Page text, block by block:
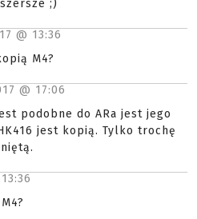
;)
@ 13:36
M4?
@ 17:06
podobne do ARa jest jego
jest kopią. Tylko trochę
13:36